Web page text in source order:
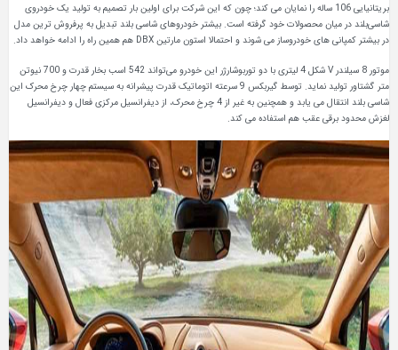
بریتانیایی 106 ساله را نمایان می کند؛ چون که این شرکت برای اولین‌ بار تصمیم به تولید یک خودروی
شاسی‌بلند در میان محصولات خود گرفته است. بیشتر خودروهای شاسی‌ بلند تبدیل به پرفروش‌ ترین مدل
در بیشتر کمپانی های خودروساز می‌ شوند و احتمالا استون مارتین DBX هم همین راه را ادامه خواهد داد.
موتور 8 سیلندر V شکل 4 لیتری با دو توربوشارژر این خودرو می‌تواند 542 اسب‌ بخار قدرت و 700 نیوتن‌
متر گشتاور تولید نماید. توسط گیربکس 9 سرعته اتوماتیک قدرت پیشرانه به سیستم چهار چرخ محرک این
شاسی‌ بلند انتقال می‌ یابد و همچنین به غیر از 4 چرخ محرک، از دیفرانسیل مرکزی فعال و دیفرانسیل
لغزش محدود برقی عقب هم استفاده می کند.